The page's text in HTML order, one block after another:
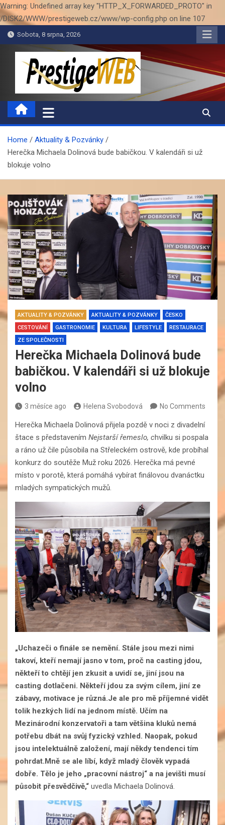
Warning: Undefined array key "HTTP_X_FORWARDED_PROTO" in
/DISK2/WWW/prestigeweb.cz/www/wp-config.php on line 107
Skip
to
Sobota, 8 srpna, 2026
PrestigeWEB
Home
Aktuality & Pozvánky
Herečka Michaela Dolinová bude babičkou. V kalendáři si už
blokuje volno
AKTUALITY & POZVÁNKY AKTUALITY & POZVÁNKY
ČESKO
CESTOVÁNÍ
GASTRONOMIE KULTURA LIFESTYLE
RESTAURACE
ZE SPOLEČNOSTI
Herečka Michaela Dolinová bude
babičkou. V kalendáři si už blokuje
volno
3 měsíce ago Helena Svobodová No Comments
Herečka Michaela Dolinová přijela pozdě v noci z divadelní
štace s představením Nejstarší řemeslo, chvilku si pospala
a ráno už čile působila na Střeleckém ostrově, kde probíhal
konkurz do soutěže Muž roku 2026. Herečka má pevné
místo v porotě, která pomáhá vybírat finálovou dvanáctku
mladých sympatických mužů.
„Uchazeči o finále se nemění. Stále jsou mezi nimi
takoví, kteří nemají jasno v tom, proč na casting jdou,
někteří to chtějí jen zkusit a uvidí se, jiní jsou na
casting dotlačeni. Někteří jdou za svým cílem, jiní ze
zábavy, motivace je různá.Je ale pro mě příjemné vidět
tolik hezkých lidí na jednom místě. Učím na
Mezinárodní konzervatoři a tam většina kluků nemá
potřebu dbát na svůj fyzický vzhled. Naopak, pokud
jsou intelektuálně založení, mají někdy tendenci tím
pohrdat.Mně se ale líbí, když mladý člověk vypadá
dobře. Tělo je jeho „pracovní nástroj“ a na jevišti musí
působit přesvědčivě,“ uvedla Michaela Dolinová.